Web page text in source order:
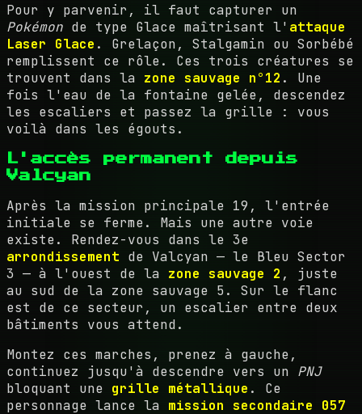
Pour y parvenir, il faut capturer un
Pokémon de type Glace maîtrisant l' attaque
Laser Glace . Grelaçon, Stalgamin ou Sorbébé
remplissent ce rôle. Ces trois créatures se
trouvent dans la zone sauvage n°12 . Une
fois l'eau de la fontaine gelée, descendez
les escaliers et passez la grille : vous
voilà dans les égouts.
L'accès permanent depuis
Valcyan
Après la mission principale 19, l'entrée
initiale se ferme. Mais une autre voie
existe. Rendez-vous dans le 3e
arrondissement de Valcyan — le Bleu Sector
3 — à l'ouest de la zone sauvage 2 , juste
au sud de la zone sauvage 5. Sur le flanc
est de ce secteur, un escalier entre deux
bâtiments vous attend.
Montez ces marches, prenez à gauche,
continuez jusqu'à descendre vers un PNJ
bloquant une grille métallique . Ce
personnage lance la mission secondaire 057